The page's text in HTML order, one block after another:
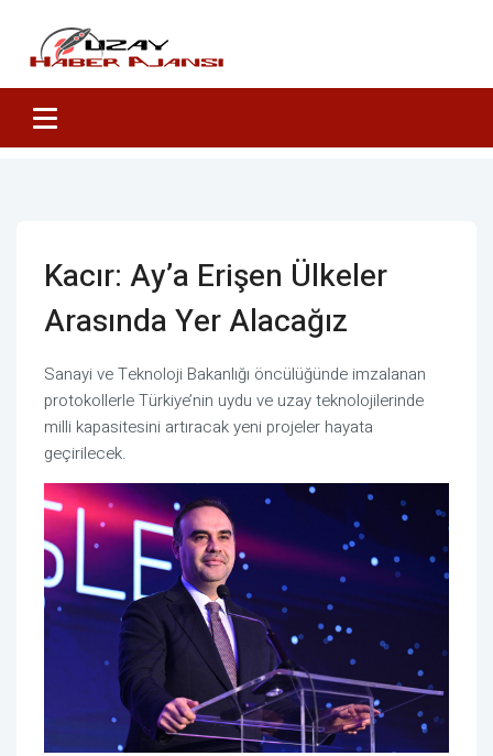
Kacır: Ay’a Erişen Ülkeler
Arasında Yer Alacağız
Sanayi ve Teknoloji Bakanlığı öncülüğünde imzalanan
protokollerle Türkiye’nin uydu ve uzay teknolojilerinde
milli kapasitesini artıracak yeni projeler hayata
geçirilecek.